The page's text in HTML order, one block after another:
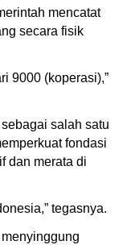
mencatat
secara fisik
9000 (koperasi),”
salah satu
fondasi
dan merata di
tegasnya.